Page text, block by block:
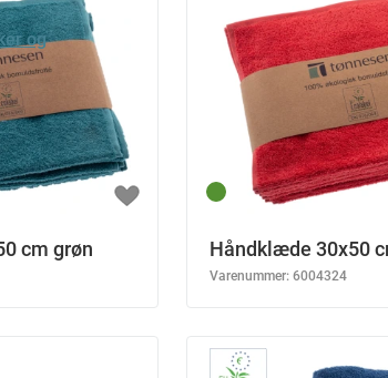
og
cm grøn Håndklæde 30x50
Varenummer: 6004324